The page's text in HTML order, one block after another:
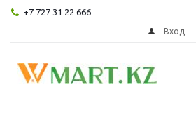
+7 727 31 22 666
Вход